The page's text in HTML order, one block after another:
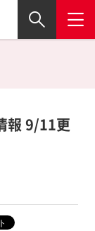
報 9/11更